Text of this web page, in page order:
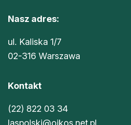
Nasz adres:
ul. Kaliska 1/7
02-316 Warszawa
Kontakt
(22) 822 03 34
laspolski@oikos.net.pl